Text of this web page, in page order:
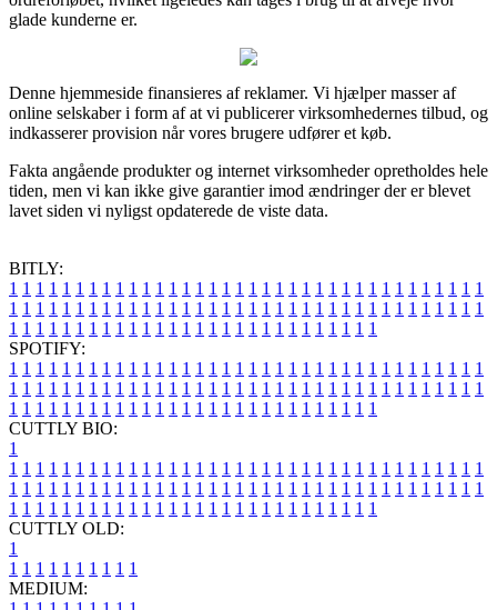
glade kunderne er.
Denne hjemmeside finansieres af reklamer. Vi hjælper masser af
online selskaber i form af at vi publicerer virksomhedernes tilbud, og
indkasserer provision når vores brugere udfører et køb.
Fakta angående produkter og internet virksomheder opretholdes hele
tiden, men vi kan ikke give garantier imod ændringer der er blevet
lavet siden vi nyligst opdaterede de viste data.
BITLY:
1 1 1 1 1 1 1 1 1 1 1 1 1 1 1 1 1 1 1 1 1 1 1 1 1 1 1 1 1 1 1 1 1 1 1 1
1 1 1 1 1 1 1 1 1 1 1 1 1 1 1 1 1 1 1 1 1 1 1 1 1 1 1 1 1 1 1 1 1 1 1 1
1 1 1 1 1 1 1 1 1 1 1 1 1 1 1 1 1 1 1 1 1 1 1 1 1 1 1 1
SPOTIFY:
1 1 1 1 1 1 1 1 1 1 1 1 1 1 1 1 1 1 1 1 1 1 1 1 1 1 1 1 1 1 1 1 1 1 1 1
1 1 1 1 1 1 1 1 1 1 1 1 1 1 1 1 1 1 1 1 1 1 1 1 1 1 1 1 1 1 1 1 1 1 1 1
1 1 1 1 1 1 1 1 1 1 1 1 1 1 1 1 1 1 1 1 1 1 1 1 1 1 1 1
CUTTLY BIO:
1
1 1 1 1 1 1 1 1 1 1 1 1 1 1 1 1 1 1 1 1 1 1 1 1 1 1 1 1 1 1 1 1 1 1 1 1
1 1 1 1 1 1 1 1 1 1 1 1 1 1 1 1 1 1 1 1 1 1 1 1 1 1 1 1 1 1 1 1 1 1 1 1
1 1 1 1 1 1 1 1 1 1 1 1 1 1 1 1 1 1 1 1 1 1 1 1 1 1 1 1
CUTTLY OLD:
1
1 1 1 1 1 1 1 1 1 1
MEDIUM: